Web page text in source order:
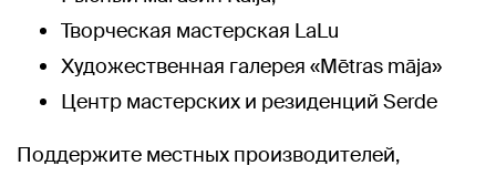
Творческая мастерская LaLu
Художественная галерея «Mētras māja»
Центр мастерских и резиденций Serde
Поддержите местных производителей,